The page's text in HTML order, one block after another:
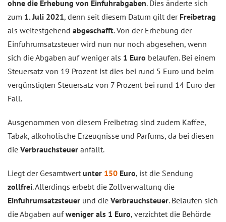
ohne die Erhebung von Einfuhrabgaben. Dies änderte sich
zum 1. Juli 2021, denn seit diesem Datum gilt der Freibetrag
als weitestgehend abgeschafft. Von der Erhebung der
Einfuhrumsatzsteuer wird nun nur noch abgesehen, wenn
sich die Abgaben auf weniger als 1 Euro belaufen. Bei einem
Steuersatz von 19 Prozent ist dies bei rund 5 Euro und beim
vergünstigten Steuersatz von 7 Prozent bei rund 14 Euro der
Fall.
Ausgenommen von diesem Freibetrag sind zudem Kaffee,
Tabak, alkoholische Erzeugnisse und Parfums, da bei diesen
die Verbrauchsteuer anfällt.
Liegt der Gesamtwert unter 150 Euro, ist die Sendung
zollfrei. Allerdings erbebt die Zollverwaltung die
Einfuhrumsatzsteuer und die Verbrauchsteuer. Belaufen sich
die Abgaben aufweniger als 1 Euro, verzichtet die Behörde